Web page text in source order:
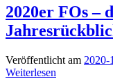
2020er FOs –
Veröffentlicht am 2020-
Weiterlesen